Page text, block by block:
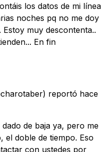
los datos de mi línea
noches pq no me doy
muy descontenta..
En fin
reportó hace
de baja ya, pero me
el doble de tiempo. Eso
con ustedes por